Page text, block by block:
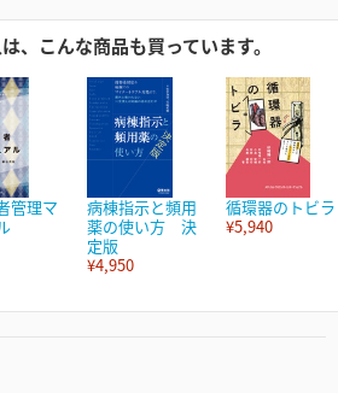
、こんな商品も買っています。
管理マ
病棟指示と頻用
薬の使い方 決
定版
¥4,950
循環器のトビラ
¥5,940